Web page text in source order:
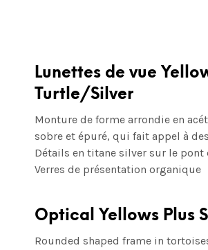
Lunettes de vue
Turtle/Silver
Monture de forme arrondie en
sobre et épuré, qui fait appel à
Détails en titane silver sur le pont
Verres de présentation organique
Optical Yellows Plus
Rounded shaped frame in